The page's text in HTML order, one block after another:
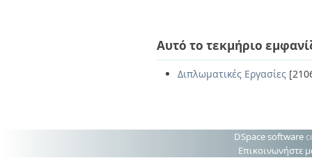
Αυτό το τεκμήριο
Διπλωματικές Εργασίες
DSpace software
Επικοινωνήστε